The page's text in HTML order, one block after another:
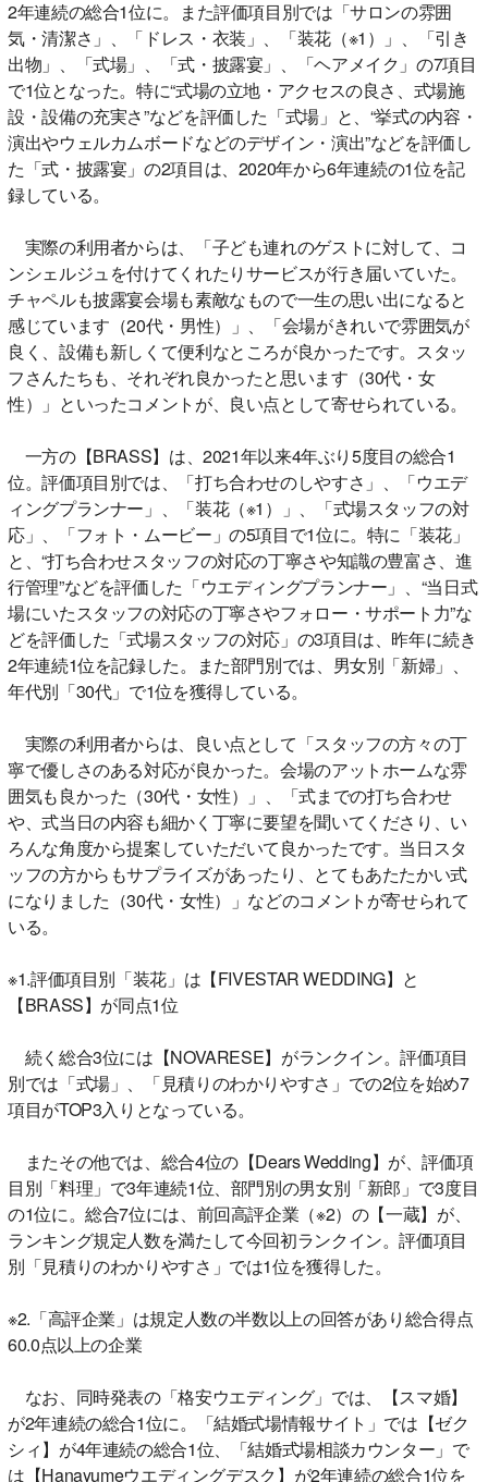
2年連続の総合1位に。また評価項目別では「サロンの雰囲
気・清潔さ」、「ドレス・衣装」、「装花（※1）」、「引き
出物」、「式場」、「式・披露宴」、「ヘアメイク」の7項目
で1位となった。特に“式場の立地・アクセスの良さ、式場施
設・設備の充実さ”などを評価した「式場」と、“挙式の内容・
演出やウェルカムボードなどのデザイン・演出”などを評価し
た「式・披露宴」の2項目は、2020年から6年連続の1位を記
録している。
実際の利用者からは、「子ども連れのゲストに対して、コ
ンシェルジュを付けてくれたりサービスが行き届いていた。
チャペルも披露宴会場も素敵なもので一生の思い出になると
感じています（20代・男性）」、「会場がきれいで雰囲気が
良く、設備も新しくて便利なところが良かったです。スタッ
フさんたちも、それぞれ良かったと思います（30代・女
性）」といったコメントが、良い点として寄せられている。
一方の【BRASS】は、2021年以来4年ぶり5度目の総合1
位。評価項目別では、「打ち合わせのしやすさ」、「ウエデ
ィングプランナー」、「装花（※1）」、「式場スタッフの対
応」、「フォト・ムービー」の5項目で1位に。特に「装花」
と、“打ち合わせスタッフの対応の丁寧さや知識の豊富さ、進
行管理”などを評価した「ウエディングプランナー」、“当日式
場にいたスタッフの対応の丁寧さやフォロー・サポート力”な
どを評価した「式場スタッフの対応」の3項目は、昨年に続き
2年連続1位を記録した。また部門別では、男女別「新婦」、
年代別「30代」で1位を獲得している。
実際の利用者からは、良い点として「スタッフの方々の丁
寧で優しさのある対応が良かった。会場のアットホームな雰
囲気も良かった（30代・女性）」、「式までの打ち合わせ
や、式当日の内容も細かく丁寧に要望を聞いてくださり、い
ろんな角度から提案していただいて良かったです。当日スタ
ッフの方からもサプライズがあったり、とてもあたたかい式
になりました（30代・女性）」などのコメントが寄せられて
いる。
※1.評価項目別「装花」は【FIVESTAR WEDDING】と
【BRASS】が同点1位
続く総合3位には【NOVARESE】がランクイン。評価項目
別では「式場」、「見積りのわかりやすさ」での2位を始め7
項目がTOP3入りとなっている。
またその他では、総合4位の【Dears Wedding】が、評価項
目別「料理」で3年連続1位、部門別の男女別「新郎」で3度目
の1位に。総合7位には、前回高評企業（※2）の【一蔵】が、
ランキング規定人数を満たして今回初ランクイン。評価項目
別「見積りのわかりやすさ」では1位を獲得した。
※2.「高評企業」は規定人数の半数以上の回答があり総合得点
60.0点以上の企業
なお、同時発表の「格安ウエディング」では、【スマ婚】
が2年連続の総合1位に。「結婚式場情報サイト」では【ゼク
シィ】が4年連続の総合1位、「結婚式場相談カウンター」で
は【Hanayumeウエディングデスク】が2年連続の総合1位を